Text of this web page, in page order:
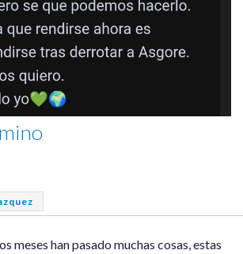
meses han pasado muchas cosas, estas